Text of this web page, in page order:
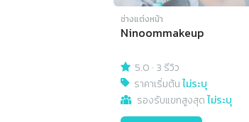
ช่างแต่งหน้า
Ninoommakeup
5.0 · 3 รีวิว
ราคาเริ่มต้นไม่ระบุ
รองรับแขกสูงสุดไม่ระบุ